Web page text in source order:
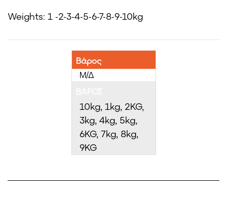
Weights: 1 -2-3-4-5-6-7-8-9-10kg
Βάρος
Μ/Δ
10kg, 1kg, 2KG,
3kg, 4kg, 5kg,
6KG, 7kg, 8kg,
9KG